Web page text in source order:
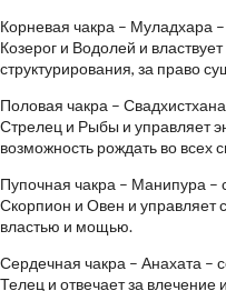
Корневая чакра – Муладхара –
Козерог и Водолей и
структурирования, за право
Половая чакра –
Стрелец и Рыбы и управляет
возможность рождать во всех
Пупочная чакра – Манипура –
Скорпион и Овен и управляет
властью и мощью.
Сердечная чакра – Анахата –
Телец и отвечает за